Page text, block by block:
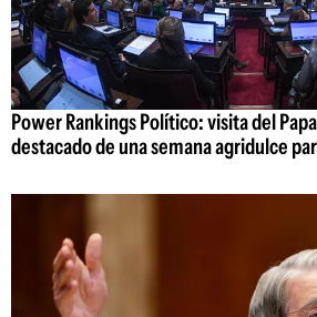
Power Rankings Político: visita del
destacado de una semana agridulce